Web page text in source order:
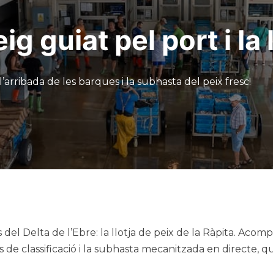
guiat pel port i la
de les barques i la subhasta del peix fresc!
Delta de l’Ebre: la llotja de peix de la Ràpita.
classificació i la subhasta mecanitzada en directe,